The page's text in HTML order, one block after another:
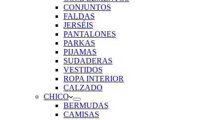
CONJUNTOS
FALDAS
JERSÉIS
PANTALONES
PARKAS
PIJAMAS
SUDADERAS
VESTIDOS
ROPA INTERIOR
CALZADO
CHICO
BERMUDAS
CAMISAS